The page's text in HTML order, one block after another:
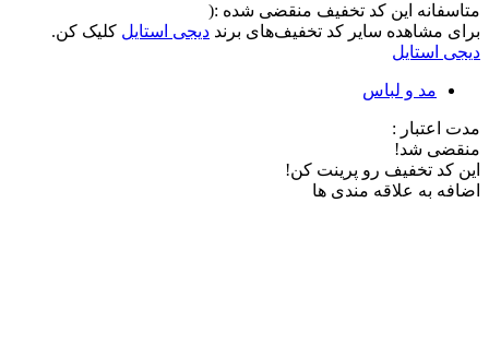
متاسفانه این کد تخفیف منقضی شده :(
برای مشاهده سایر کد تخفیف‌های برند دیجی استایل کلیک کن.
دیجی استایل
مد و لباس
مدت اعتبار :
منقضی شد!
این کد تخفیف رو پرینت کن!
اضافه به علاقه مندی ها